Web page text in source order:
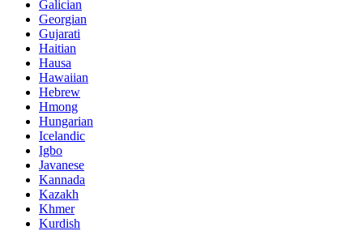
Galician
Georgian
Gujarati
Haitian
Hausa
Hawaiian
Hebrew
Hmong
Hungarian
Icelandic
Igbo
Javanese
Kannada
Kazakh
Khmer
Kurdish